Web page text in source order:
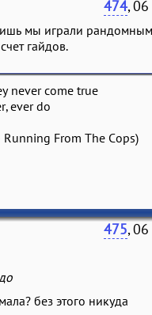
474,
мы играли
гайдов.
never come true
ever do
From The Cops)
475,
без этого никуда